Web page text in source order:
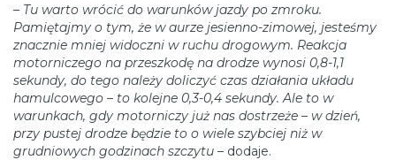
– Tu warto wrócić do warunków jazdy po zmroku.
Pamiętajmy o tym, że w aurze jesienno-zimowej, jesteśmy
znacznie mniej widoczni w ruchu drogowym. Reakcja
motorniczego na przeszkodę na drodze wynosi 0,8-1,1
sekundy, do tego należy doliczyć czas działania układu
hamulcowego – to kolejne 0,3-0,4 sekundy. Ale to w
warunkach, gdy motorniczy już nas dostrzeże – w dzień,
przy pustej drodze będzie to o wiele szybciej niż w
grudniowych godzinach szczytu – dodaje.